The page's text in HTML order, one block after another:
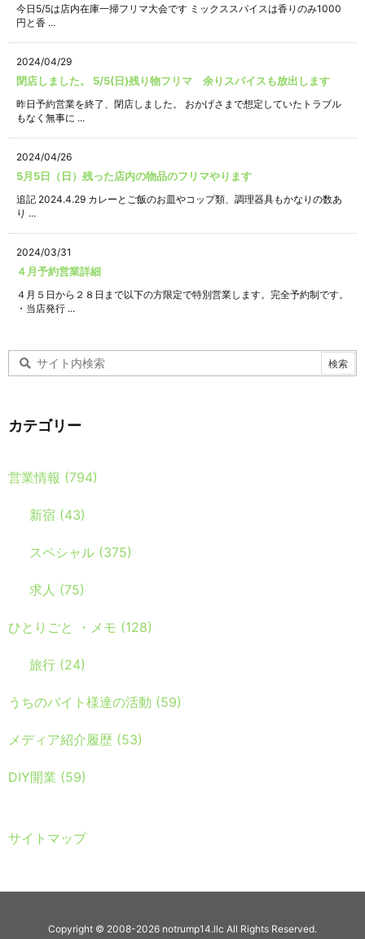
今日5/5は店内在庫一掃フリマ大会です ミックススパイスは香りのみ1000
円と香 ...
2024/04/29
閉店しました。 5/5(日)残り物フリマ 余りスパイスも放出します
昨日予約営業を終了、閉店しました。 おかげさまで想定していたトラブル
もなく無事に ...
2024/04/26
5月5日（日）残った店内の物品のフリマやります
追記 2024.4.29 カレーとご飯のお皿やコップ類、調理器具もかなりの数あ
り ...
2024/03/31
４月予約営業詳細
４月５日から２８日まで以下の方限定で特別営業します。完全予約制です。
・当店発行 ...
カテゴリー
営業情報 (794)
新宿 (43)
スペシャル (375)
求人 (75)
ひとりごと ・メモ (128)
旅行 (24)
うちのバイト様達の活動 (59)
メディア紹介履歴 (53)
DIY開業 (59)
サイトマップ
Copyright © 2008-2026 notrump14.llc All Rights Reserved.